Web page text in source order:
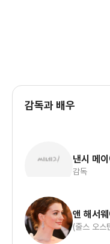
크게 감동받을 만한 꺼리
'밋밋하다'
비판은 하지 않는다.)
영화시작부터 드니로는
'인생은 사랑/일, 일/사랑
동의한다. 우리의 삶을
가족/연인 등과 사랑을 나
감독과 배우
낸시 메
감독
앤 해서웨
(줄스 오스